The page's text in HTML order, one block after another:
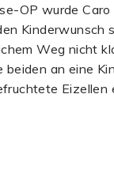
OP wurde
Kinderwunsch
Weg nicht
an eine
Eizellen